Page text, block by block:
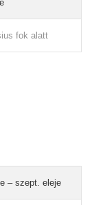
fok alatt
– szept. eleje